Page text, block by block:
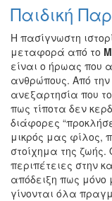
Παιδική
Η πασίγνωστη
μεταφορά από το
είναι ο ήρωας που
ανθρώπους. Από
ανεξαρτησία που
πως τίποτα δεν
διάφορες
μικρός μας φίλος,
στοίχημα της ζωής.
περιπέτειες στην
απόδειξη πως μόνο
γίνονται όλα